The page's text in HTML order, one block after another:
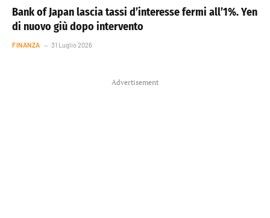
Bank of Japan lascia tassi d’interesse fermi all’1%. Yen
di nuovo giù dopo intervento
FINANZA 31 Luglio 2026
Advertisement